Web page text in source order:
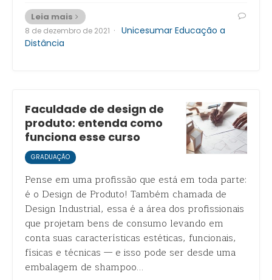
Leia mais
8 de dezembro de 2021 · Unicesumar Educação a
Distância
Faculdade de design de
produto: entenda como
funciona esse curso
GRADUAÇÃO
Pense em uma profissão que está em toda parte:
é o Design de Produto! Também chamada de
Design Industrial, essa é a área dos profissionais
que projetam bens de consumo levando em
conta suas características estéticas, funcionais,
físicas e técnicas — e isso pode ser desde uma
embalagem de shampoo…